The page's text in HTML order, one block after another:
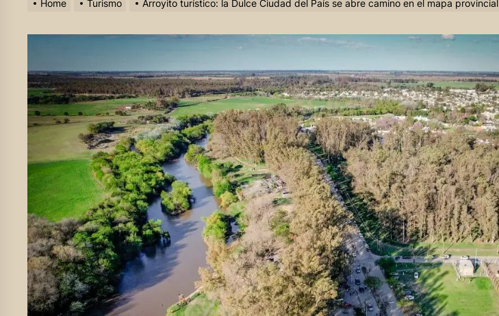
Home Turismo Arroyito turístico: la Dulce Ciudad del País se abre camino en el mapa provincial